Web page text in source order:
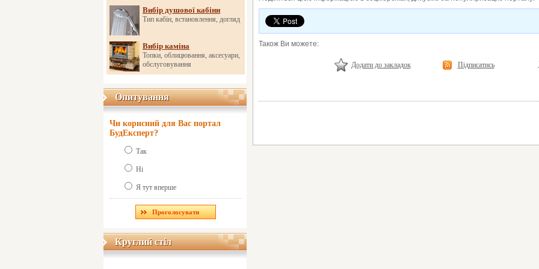
Вибір душової кабіни
Тип кабін, встановлення, догляд
Вибір каміна
Топки, облицювання, аксесуари,
обслуговування
Опитування
Опитування
Чи корисний для Вас портал
БудЕксперт?
Так
Ні
Я тут вперше
Круглий стіл
Круглий стіл
Також Ви можете:
Додати до закладок Підписатись